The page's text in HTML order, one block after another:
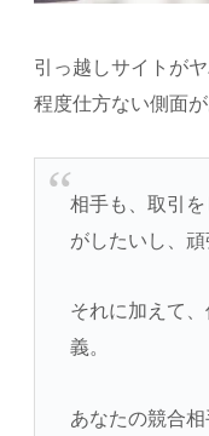
引っ越しサイトが
程度仕方ない側面が
相手も、取引
がしたいし、頑
それに加えて
義。
あなたの競合